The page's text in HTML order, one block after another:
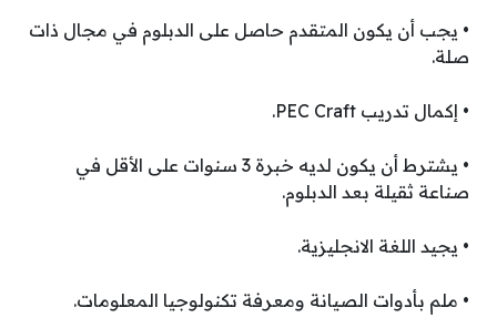
• يجب أن يكون المتقدم حاصل على الدبلوم في مجال ذات
صلة.
• إكمال تدريب PEC Craft.
• يشترط أن يكون لديه خبرة 3 سنوات على الأقل في
صناعة ثقيلة بعد الدبلوم.
• يجيد اللغة الانجليزية.
• ملم بأدوات الصيانة ومعرفة تكنولوجيا المعلومات.